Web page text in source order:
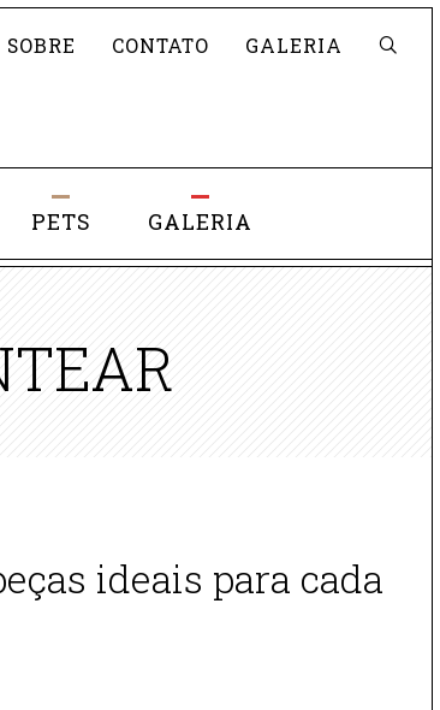
Pesquisar
SOBRE CONTATO GALERIA
PETS GALERIA
ideais para cada